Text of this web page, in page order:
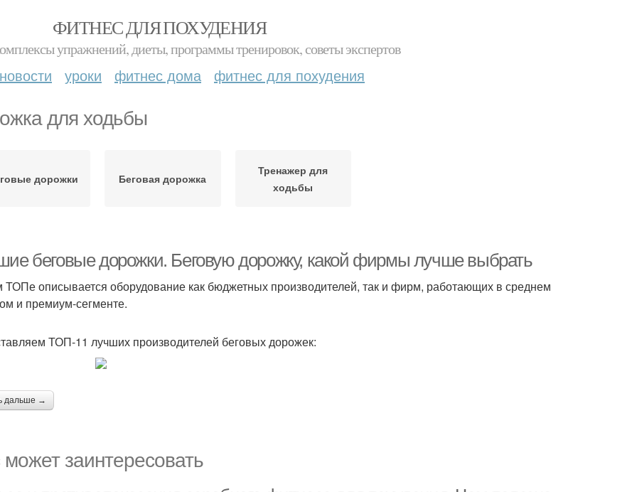
ФИТНЕС ДЛЯ ПОХУДЕНИЯ
упражнений, диеты, программы тренировок, советы экспертов
новости уроки фитнес дома фитнес для похудения
для ходьбы
дорожки Беговая дорожка
Тренажер для
ходьбы
беговые дорожки. Беговую дорожку, какой фирмы лучше выбрать
ТОПе описывается оборудование как бюджетных производителей, так и фирм, работающих в среднем
и премиум-сегменте.
ТОП-11 лучших производителей беговых дорожек:
дальше →
заинтересовать